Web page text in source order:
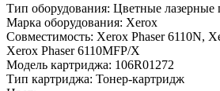
Тип оборудования: Цветные
Марка оборудования: Xerox
Совместимость: Xerox Phaser 6110N,
Xerox Phaser 6110MFP/X
Модель картриджа: 106R01272
Тип картриджа: Тонер-картридж